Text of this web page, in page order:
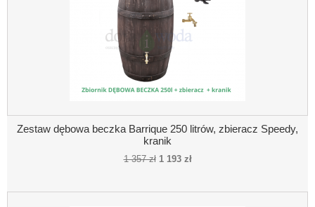
Zestaw dębowa beczka Barrique 250 litrów, zbieracz Speedy,
kranik
1 357 zł 1 193 zł